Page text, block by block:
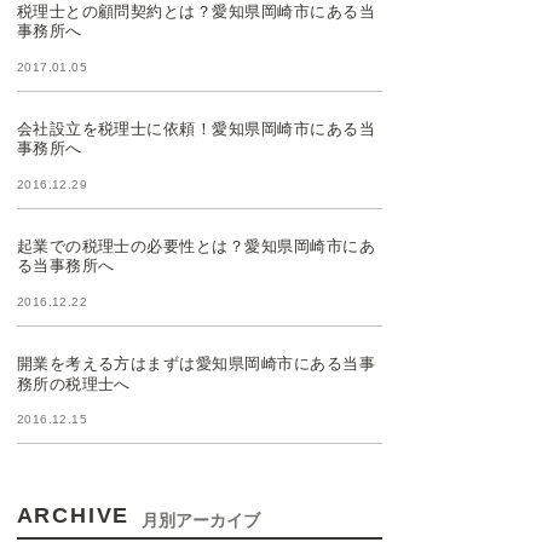
税理士との顧問契約とは？愛知県岡崎市にある当
事務所へ
2017.01.05
会社設立を税理士に依頼！愛知県岡崎市にある当
事務所へ
2016.12.29
起業での税理士の必要性とは？愛知県岡崎市にあ
る当事務所へ
2016.12.22
開業を考える方はまずは愛知県岡崎市にある当事
務所の税理士へ
2016.12.15
ARCHIVE 月別アーカイブ